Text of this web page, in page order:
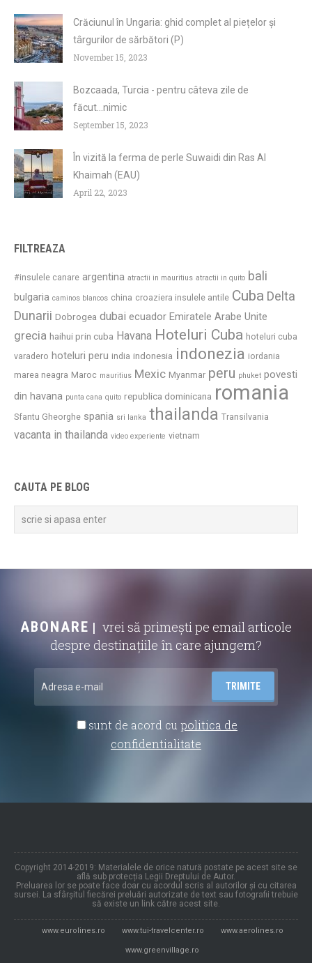
Crăciunul în Ungaria: ghid complet al piețelor și
târgurilor de sărbători (P)
November 15, 2023
Bozcaada, Turcia - pentru câteva zile de
făcut...nimic
September 15, 2023
În vizită la ferma de perle Suwaidi din Ras Al
Khaimah (EAU)
April 22, 2023
FILTREAZA
#insulele canare argentina atractii in mauritius atractii in quito bali
bulgaria caminos blancos china croaziera insulele antile Cuba Delta
Dunarii Dobrogea dubai ecuador Emiratele Arabe Unite
grecia haihui prin cuba Havana Hoteluri Cuba hoteluri cuba
varadero hoteluri peru india indonesia indonezia iordania
marea neagra Maroc mauritius Mexic Myanmar peru phuket povesti
din havana punta cana quito republica dominicana romania
Sfantu Gheorghe spania sri lanka thailanda Transilvania
vacanta in thailanda video experiente vietnam
CAUTA PE BLOG
ABONARE
vrei să primești pe email articole
despre destinațiile în care ajungem?
sunt de acord cu politica de
confidentialitate
Copyright 2014-2019: Materialele de orice natură postate pe acest site se
află sub protecția Legii Dreptului de Autor.
Preluarea lor se poate face doar cu acordul scris al autorilor și cu citarea
sursei. La sfârșitul fiecărei preluări autorizate de text sau fotografii trebuie
să existe un link către acest site.
www.eurolines.ro www.tui-travelcenter.ro www.aerolines.ro
www.greenvillage.ro